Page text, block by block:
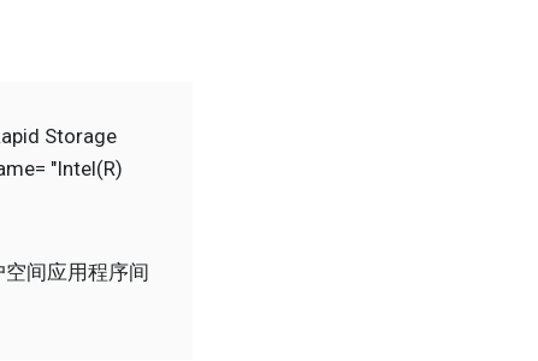
Storage
"Intel(R)
间应用程序间